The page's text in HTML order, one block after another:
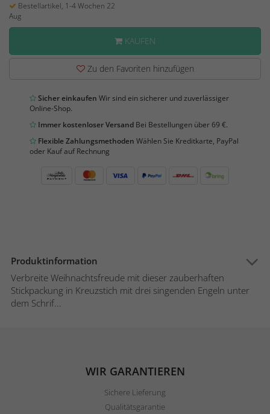
Bestellartikel, 1-4 Wochen 22
Aug
KAUFEN
Zu den Favoriten hinzufügen
Sicher einkaufen Wir sind ein sicherer und zuverlässiger
Online-Shop.
Immer kostenloser Versand Bei Bestellungen über 69 €.
Flexible Zahlungsmethoden Wählen Sie Kreditkarte, PayPal
oder Kauf auf Rechnung
Produktinformation
Verbreite Weihnachtsfreude mit dieser zauberhaften
Stickpackung in Kreuzstich mit drei singenden Engeln unter
dem Schrif...
WIR GARANTIEREN
Sichere Lieferung
Qualitätsgarantie